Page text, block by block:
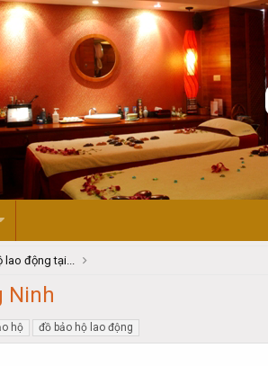
lao động tại...
Ninh
hộ đồ bảo hộ lao động